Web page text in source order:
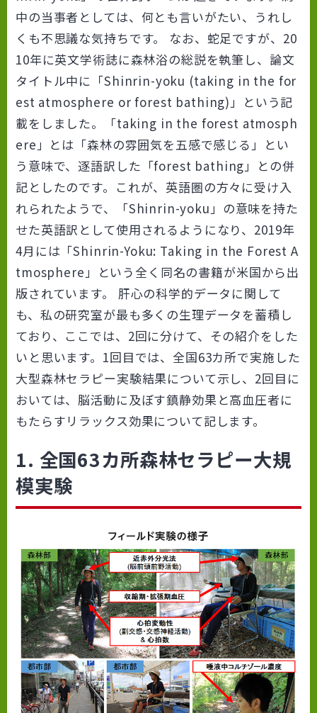
中の当事者としては、何とも言いがたい、うれし
くも不思議な気持ちです。 なお、蛇足ですが、20
10年に英文学術誌に森林浴の総説を執筆し、論文
タイトル中に「Shinrin-yoku (taking in the for
est atmosphere or forest bathing)」という記
載をしました。「taking in the forest atmosph
ere」とは「森林の雰囲気を五感で感じる」とい
う意味で、逐語訳した「forest bathing」との併
記としたのです。これが、英語圏の方々に受け入
れられたようで、「Shinrin-yoku」の意味を持た
せた英語訳として使用されるようになり、2019年
4月には「Shinrin-Yoku: Taking in the Forest A
tmosphere」という全く同名の書籍が米国から出
版されています。 肝心の科学的データに関して
も、私の研究室が最も多くの生理データを蓄積し
ており、ここでは、2回に分けて、その紹介をした
いと思います。1回目では、全国63カ所で実施した
大型森林セラピー実験結果について示し、2回目に
おいては、脳活動に及ぼす鎮静効果と高血圧者に
もたらすリラックス効果について記します。
1. 全国63カ所森林セラピー大規
模実験